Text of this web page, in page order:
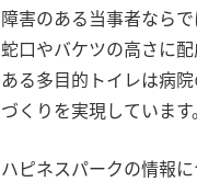
障害のある当事者なら
蛇口やバケツの高さに
ある多目的トイレは病
づくりを実現しています。
ハピネスパークの情報